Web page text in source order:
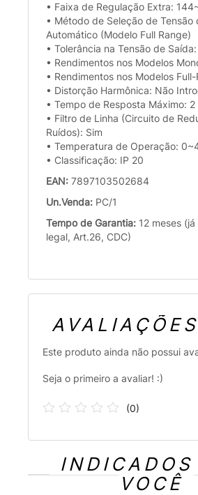
• Faixa de Regulação Extra:
• Método de Seleção de Tensão
Automático (Modelo Full Range)
• Tolerância na Tensão de
• Rendimentos nos Modelos
• Rendimentos nos Modelos
• Distorção Harmônica: Não
• Tempo de Resposta Máximo: 2
• Filtro de Linha (Circuito de
Ruídos): Sim
• Temperatura de Operação:
• Classificação: IP 20
EAN: 7897103502684
Un.Venda: PC/1
Tempo de Garantia: 12 meses
legal, Art.26, CDC)
AVALIAÇÕES
Este produto ainda não possui
Seja o primeiro a avaliar! :)
(0)
INDICADOS
VOCÊ